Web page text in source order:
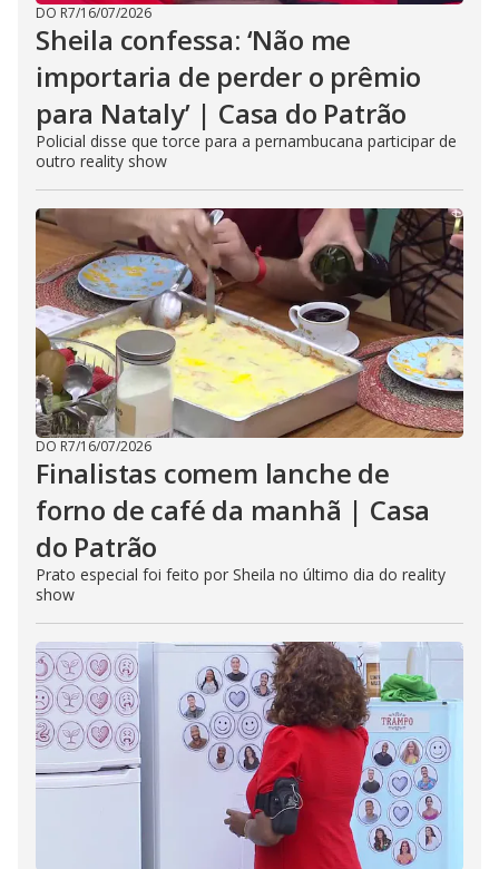
DO R7/16/07/2026
Sheila confessa: ‘Não me
importaria de perder o prêmio
para Nataly’ | Casa do Patrão
Policial disse que torce para a pernambucana participar de
outro reality show
DO R7/16/07/2026
Finalistas comem lanche de
forno de café da manhã | Casa
do Patrão
Prato especial foi feito por Sheila no último dia do reality
show